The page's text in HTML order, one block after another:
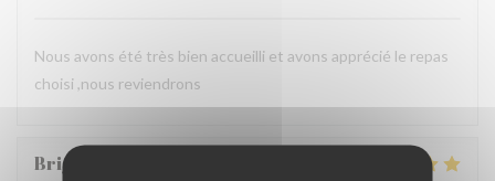
Nous avons été très bien accueilli et avons apprécié le repas
choisi ,nous reviendrons
Brigitte